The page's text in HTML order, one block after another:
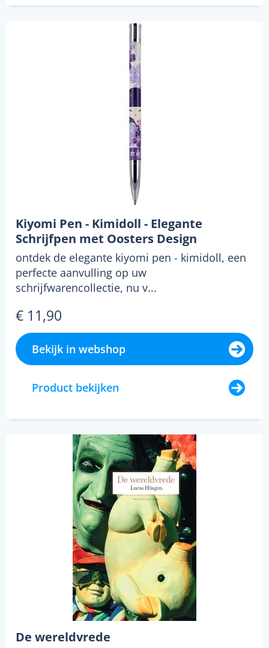
Kiyomi Pen - Kimidoll - Elegante
Schrijfpen met Oosters Design
ontdek de elegante kiyomi pen - kimidoll, een
perfecte aanvulling op uw
schrijfwarencollectie, nu v...
€ 11,90
Bekijk in webshop
Product bekijken
De wereldvrede